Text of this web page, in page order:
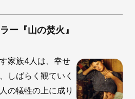
ー『山の焚火』
家族4人は、幸せ
しばらく観ていく
の犠牲の上に成り